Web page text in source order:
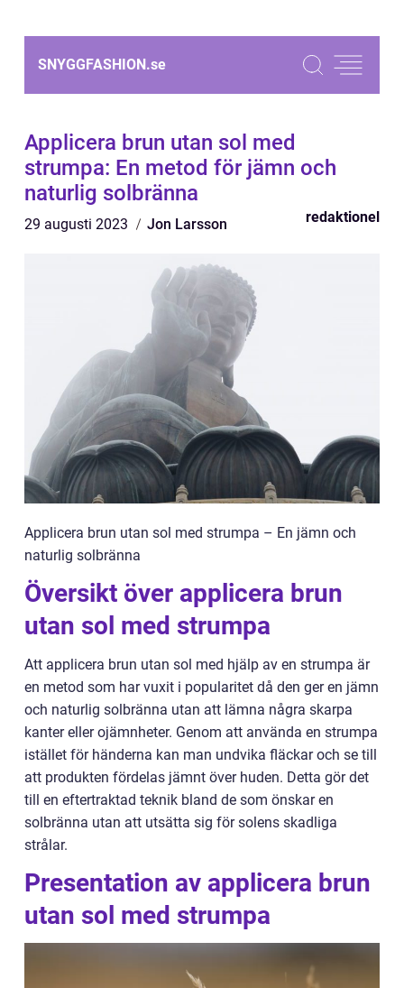
SNYGGFASHION.se
Applicera brun utan sol med
strumpa: En metod för jämn och
naturlig solbränna
29 augusti 2023 Jon Larsson redaktionel
Applicera brun utan sol med strumpa – En jämn och
naturlig solbränna
Översikt över applicera brun
utan sol med strumpa
Att applicera brun utan sol med hjälp av en strumpa är
en metod som har vuxit i popularitet då den ger en jämn
och naturlig solbränna utan att lämna några skarpa
kanter eller ojämnheter. Genom att använda en strumpa
istället för händerna kan man undvika fläckar och se till
att produkten fördelas jämnt över huden. Detta gör det
till en eftertraktad teknik bland de som önskar en
solbränna utan att utsätta sig för solens skadliga
strålar.
Presentation av applicera brun
utan sol med strumpa